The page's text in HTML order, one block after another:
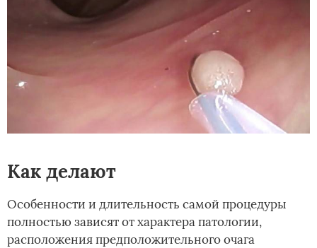
Как делают
Особенности и длительность самой процедуры
полностью зависят от характера патологии,
расположения предположительного очага